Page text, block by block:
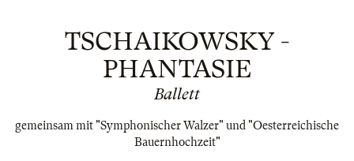
TSCHAIKOWSKY -
PHANTASIE
Ballett
gemeinsam mit "Symphonischer Walzer" und "Oesterreichische
Bauernhochzeit"